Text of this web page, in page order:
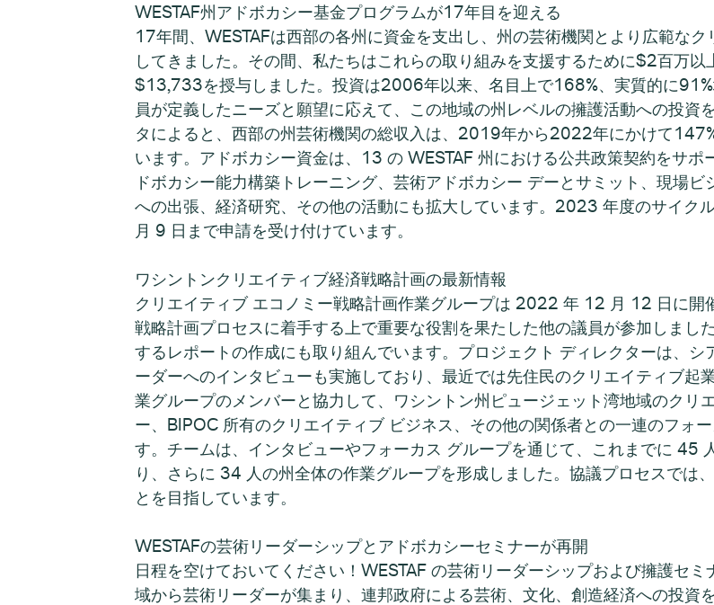
WESTAF州アドボカシー基金プログラムが17年目を迎える
17年間、WESTAFは西部の各州に資金を支出し、州の芸術機関とより広範な
してきました。その間、私たちはこれらの取り組みを支援するために$2百万
$13,733を授与しました。投資は2006年以来、名目上で168%、実質的に
員が定義したニーズと願望に応えて、この地域の州レベルの擁護活動への投
タによると、西部の州芸術機関の総収入は、2019年から2022年にかけて
います。アドボカシー資金は、13 の WESTAF 州における公共政策契約をサ
ドボカシー能力構築トレーニング、芸術アドボカシー デーとサミット、現場
への出張、経済研究、その他の活動にも拡大しています。2023 年度のサイ
月 9 日まで申請を受け付けています。
ワシントンクリエイティブ経済戦略計画の最新情報
クリエイティブ エコノミー戦略計画作業グループは 2022 年 12 月 12 日に開
戦略計画プロセスに着手する上で重要な役割を果たした他の議員が参加しまし
するレポートの作成にも取り組んでいます。プロジェクト ディレクターは、
ーダーへのインタビューも実施しており、最近では先住民のクリエイティブ起
業グループのメンバーと協力して、ワシントン州ピュージェット湾地域のクリ
ー、BIPOC 所有のクリエイティブ ビジネス、その他の関係者との一連のフォ
す。チームは、インタビューやフォーカス グループを通じて、これまでに 45
り、さらに 34 人の州全体の作業グループを形成しました。協議プロセスでは
とを目指しています。
WESTAFの芸術リーダーシップとアドボカシーセミナーが再開
日程を空けておいてください！WESTAF の芸術リーダーシップおよび擁護セ
域から芸術リーダーが集まり、連邦政府による芸術、文化、創造経済への投